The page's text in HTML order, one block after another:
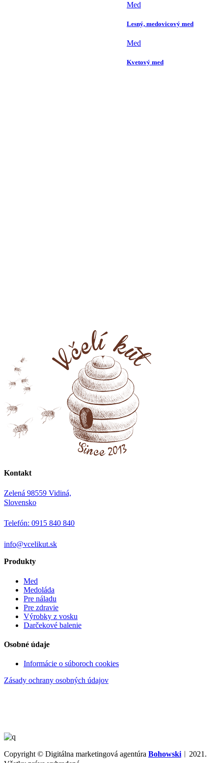
Med
Lesný, medovicový med
Med
Kvetový med
Kontakt
Zelená 98559 Vidiná,
Slovensko
Telefón: 0915 840 840
info@vcelikut.sk
Produkty
Med
Medoláda
Pre náladu
Pre zdravie
Výrobky z vosku
Darčekové balenie
Osobné údaje
Informácie o súboroch cookies
Zásady ochrany osobných údajov
Copyright © Digitálna marketingová agentúra Bohowski ︱2021.